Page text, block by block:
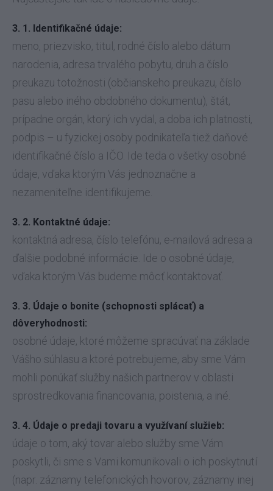
3. 1. Identifikačné údaje:
meno, priezvisko, titul, rodné číslo alebo dátum
narodenia, adresa trvalého pobytu, druh a číslo
preukazu totožnosti (občianskeho preukazu, číslo
pasu alebo iného obdobného dokumentu), štát,
prípadne orgán, ktorý ich vydal, a doba ich platnosti,
podpis – u fyzickej osoby podnikateľa tiež daňové
identifikačné číslo a IČO. Ide teda o všetky osobné
údaje, vďaka ktorým Vás jednoznačne a
nezameniteľne identifikujeme.
3. 2. Kontaktné údaje:
kontaktná adresa, číslo telefónu, e-mailová adresa a
ďalšie podobné informácie. Ide o osobné údaje,
vďaka ktorým Vás budeme môcť kontaktovať.
3. 3. Údaje o bonite (schopnosti splácať) a
dôveryhodnosti:
osobné údaje, ktoré môžeme spracúvať na základe
Vášho súhlasu a ktoré potrebujeme, aby sme Vám
mohli ponúkať služby našich partnerov v oblasti
sprostredkovania financovania, poistenia, a iné.
3. 4. Údaje o predaji tovaru a využívaní služieb:
údaje o tom, aký tovar alebo služby sme Vám
poskytli, či sme s Vami komunikovali o ich poskytnutí
(napr. záznamy telefonických hovorov, záznamy inej